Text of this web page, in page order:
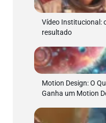
Vídeo Institucional:
resultado
Motion Design: O
Ganha um Motion